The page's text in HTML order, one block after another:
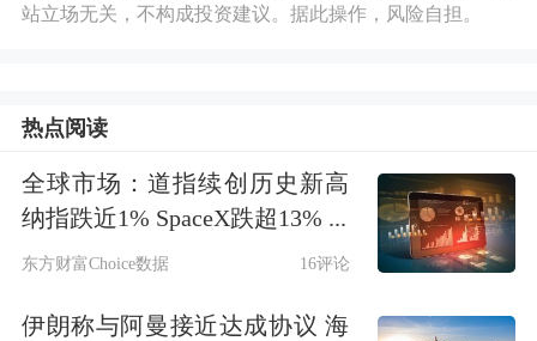
(来源：价值大师)
站立场无关，不构成投资建议。据此操作，风险自担。
热点阅读
全球市场：道指续创历史新高
纳指跌近1% SpaceX跌超13% ...
东方财富Choice数据 16评论
伊朗称与阿曼接近达成协议 海